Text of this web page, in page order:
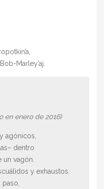
Marley’aj.
en enero de 2016)
agónicos,
dentro
vagón.
y exhaustos.